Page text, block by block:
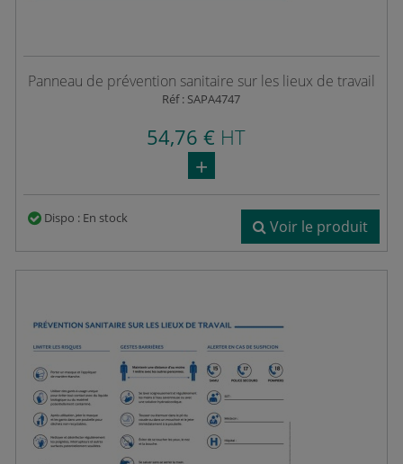
Panneau de prévention sanitaire sur les lieux de travail
Réf : SAPA4747
54,76 €HT
Dispo : En stock Voir le produit